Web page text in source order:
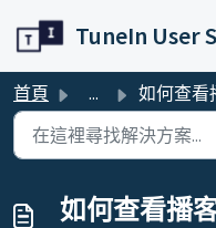
TuneIn User
首頁 ... 如何查看播
如何查看播